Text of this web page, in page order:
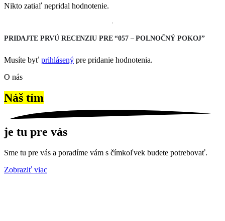
Nikto zatiaľ nepridal hodnotenie.
PRIDAJTE PRVÚ RECENZIU PRE “057 – POLNOČNÝ POKOJ”
Musíte byť prihlásený pre pridanie hodnotenia.
O nás
Náš tím
je tu pre vás
Sme tu pre vás a poradíme vám s čímkoľvek budete potrebovať.
Zobraziť viac